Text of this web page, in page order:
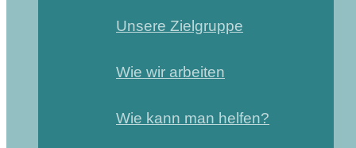
Unsere Zielgruppe
Wie wir arbeiten
Wie kann man helfen?